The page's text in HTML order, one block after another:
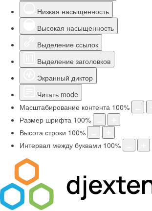
Низкая насыщенность
Высокая насыщенность
Выделение ссылок
Выделение заголовков
Экранный диктор
Читать mode
Масштабирование контента 100%
Размер шрифта 100%
Высота строки 100%
Интервал между буквами 100%